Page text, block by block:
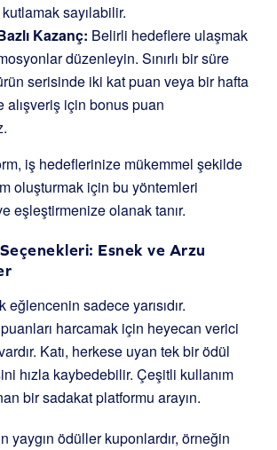
sayılabilir.
Kazanç: Belirli hedeflere ulaşmak
düzenleyin. Sınırlı bir süre
serisinde iki kat puan veya bir hafta
alışveriş için bonus puan
iş hedeflerinize mükemmel şekilde
oluşturmak için bu yöntemleri
eşleştirmenize olanak tanır.
Esnek ve Arzu
sadece yarısıdır.
harcamak için heyecan verici
Katı, herkese uyan tek bir ödül
hızla kaybedebilir. Çeşitli kullanım
bir sadakat platformu arayın.
yaygın ödüller kuponlardır, örneğin